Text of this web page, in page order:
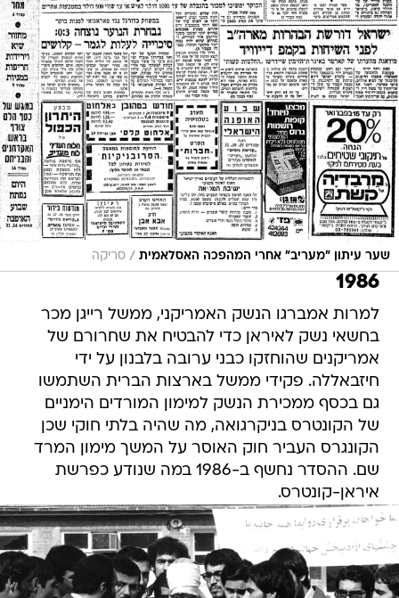
שער עיתון "מעריב" אחרי המהפכה האסלאמית / סריקה
1986
למרות אמברגו הנשק האמריקני, ממשל רייגן מכר
בחשאי נשק לאיראן כדי להבטיח את שחרורם של
אמריקנים שהוחזקו כבני ערובה בלבנון על ידי
חיזבאללה. פקידי ממשל בארצות הברית השתמשו
גם בכסף ממכירת הנשק למימון המורדים הימניים
של הקונטרס בניקרגואה, מה שהיה בלתי חוקי שכן
הקונגרס העביר חוק האוסר על המשך מימון המרד
שם. ההסדר נחשף ב-1986 במה שנודע כפרשת
איראן-קונטרס.